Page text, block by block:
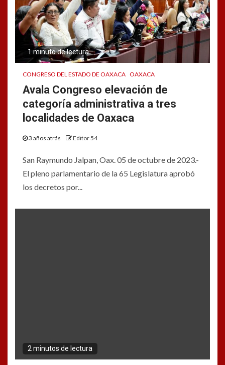
1 minuto de lectura
CONGRESO DEL ESTADO DE OAXACA OAXACA
Avala Congreso elevación de
categoría administrativa a tres
localidades de Oaxaca
3 años atrás Editor 54
San Raymundo Jalpan, Oax. 05 de octubre de 2023.-
El pleno parlamentario de la 65 Legislatura aprobó
los decretos por...
2 minutos de lectura